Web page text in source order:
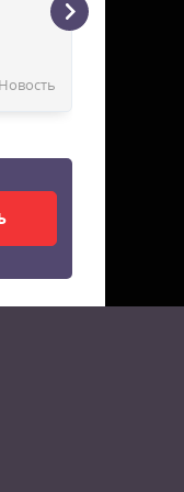
Новость